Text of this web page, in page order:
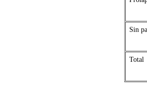
Sin
Total
RR 1,59